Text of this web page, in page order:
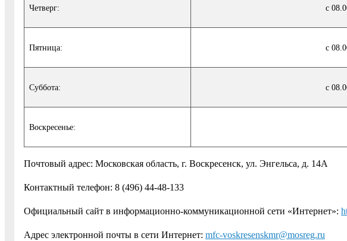
Четверг: с
Пятница: с
Суббота: с
Воскресенье:
Почтовый адрес: Московская область, г. Воскресенск, ул. Энгельса, д. 14А
Контактный телефон: 8 (496) 44-48-133
Официальный сайт в информационно-коммуникационной сети «Интернет»:
Адрес электронной почты в сети Интернет: mfc-voskresenskmr@mosreg.ru